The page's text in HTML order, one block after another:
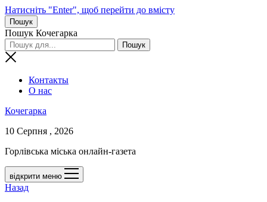
Натисніть "Enter", щоб перейти до вмісту
Пошук
Пошук Кочегарка
Контакты
О нас
Кочегарка
10 Серпня , 2026
Горлівська міська онлайн-газета
відкрити меню
Назад